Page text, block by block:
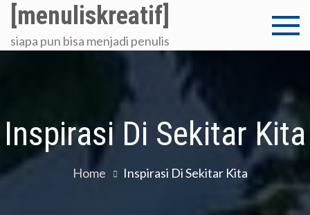
Skip
content
[menuliskreatif]
siapa pun bisa menjadi penulis
Inspirasi Di Sekitar Kita
Home Inspirasi Di Sekitar Kita